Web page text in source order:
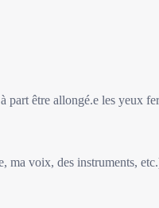
part être allongé.e les yeux
ma voix, des instruments,